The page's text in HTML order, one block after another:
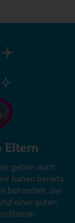
geben auch
haben bereits
behandelt, die
einer guten